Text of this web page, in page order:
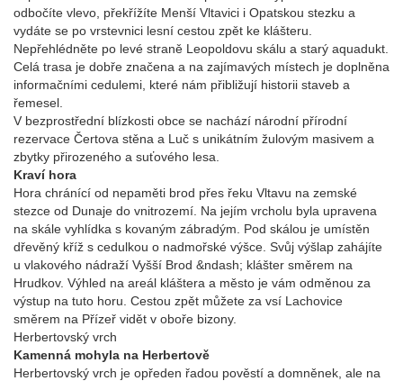
odbočíte vlevo, překřížíte Menší Vltavici i Opatskou stezku a
vydáte se po vrstevnici lesní cestou zpět ke klášteru.
Nepřehlédněte po levé straně Leopoldovu skálu a starý aquadukt.
Celá trasa je dobře značena a na zajímavých místech je doplněna
informačními cedulemi, které nám přibližují historii staveb a
řemesel.
V bezprostřední blízkosti obce se nachází národní přírodní
rezervace Čertova stěna a Luč s unikátním žulovým masivem a
zbytky přirozeného a suťového lesa.
Kraví hora
Hora chránící od nepaměti brod přes řeku Vltavu na zemské
stezce od Dunaje do vnitrozemí. Na jejím vrcholu byla upravena
na skále vyhlídka s kovaným zábradým. Pod skálou je umístěn
dřevěný kříž s cedulkou o nadmořské výšce. Svůj výšlap zahájíte
u vlakového nádraží Vyšší Brod &ndash; klášter směrem na
Hrudkov. Výhled na areál kláštera a město je vám odměnou za
výstup na tuto horu. Cestou zpět můžete za vsí Lachovice
směrem na Přízeř vidět v oboře bizony.
Herbertovský vrch
Kamenná mohyla na Herbertově
Herbertovský vrch je opředen řadou pověstí a domněnek, ale na